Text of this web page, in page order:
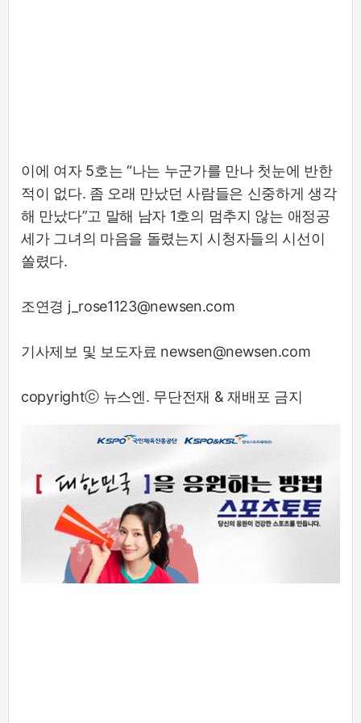
이에 여자 5호는 “나는 누군가를 만나 첫눈에 반한
적이 없다. 좀 오래 만났던 사람들은 신중하게 생각
해 만났다”고 말해 남자 1호의 멈추지 않는 애정공
세가 그녀의 마음을 돌렸는지 시청자들의 시선이
쏠렸다.
조연경 j_rose1123@newsen.com
기사제보 및 보도자료 newsen@newsen.com
copyrightⓒ 뉴스엔. 무단전재 & 재배포 금지